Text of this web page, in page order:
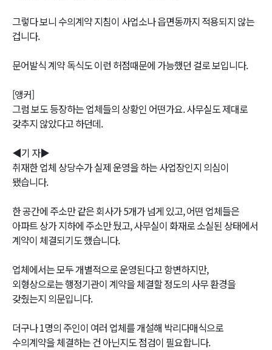
그렇다 보니 수의계약 지침이 사업소나 읍면동까지 적용되지 않는
겁니다.
문어발식 계약 독식도 이런 허점때문에 가능했던 걸로 보입니다.
[앵커]
그럼 보도 등장하는 업체들의 상황인 어떤가요. 사무실도 제대로
갖추지 않았다고 하던데.
◀기 자▶
취재한 업체 상당수가 실제 운영을 하는 사업장인지 의심이
됐습니다.
한 공간에 주소만 같은 회사가 5개가 넘게 있고, 어떤 업체들은
아파트 상가 지하에 주소만 뒀고, 사무실이 화재로 소실된 상태에서
계약이 체결되기도 했습니다.
업체에서는 모두 개별적으로 운영된다고 항변하지만,
외형상으로는 행정기관이 계약을 체결할 정도의 사무 환경을
갖췄는지 의문입니다.
더구나 1명의 주인이 여러 업체를 개설해 박리다매식으로
수의계약을 체결하는 건 아닌지도 점검이 필요합니다.